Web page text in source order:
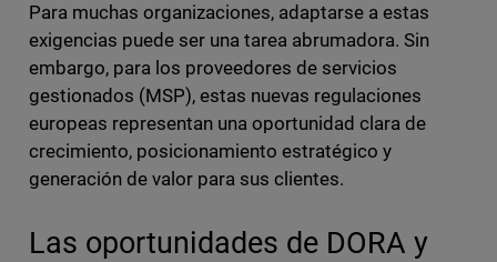
Para muchas organizaciones, adaptarse a estas
exigencias puede ser una tarea abrumadora. Sin
embargo, para los proveedores de servicios
gestionados (MSP), estas nuevas regulaciones
europeas representan una oportunidad clara de
crecimiento, posicionamiento estratégico y
generación de valor para sus clientes.
Las oportunidades de DORA y